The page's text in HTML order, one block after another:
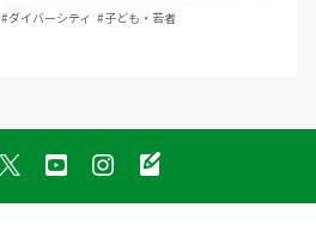
#ダイバーシティ #子ども・若者